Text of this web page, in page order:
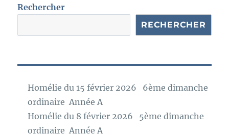
e
Rechercher
RECHERCHER
Homélie du 15 février 2026 6ème dimanche
ordinaire Année A
Homélie du 8 février 2026 5ème dimanche
ordinaire Année A